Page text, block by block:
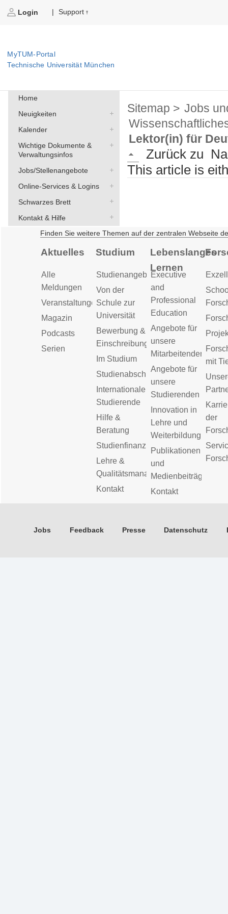
Login | Support
MyTUM-Portal
Technische Universität München
Home
Neuigkeiten
Kalender
Wichtige Dokumente &
Verwaltungsinfos
Jobs/Stellenangebote
Online-Services & Logins
Schwarzes Brett
Kontakt & Hilfe
Sitemap > Jobs
Lektor(in) für
Zurück zu
This article is
Finden Sie weitere Themen auf der zentralen Webseite
Aktuelles
Alle
Meldungen
Veranstaltungen
Magazin
Podcasts
Serien
Studium
Studienangebot
Von der
Schule zur
Universität
Bewerbung &
Einschreibung
Im Studium
Studienabschluss
Internationale
Studierende
Hilfe &
Beratung
Studienfinanzierung
Lehre &
Qualitätsmanagement
Kontakt
Lebenslanges
Lernen
Executive
and
Professional
Education
Angebote für
unsere
Mitarbeitenden
Angebote für
unsere
Studierenden
Innovation in
Lehre und
Weiterbildung
Publikationen
und
Medienbeiträge
Kontakt
mit
der
Jobs Feedback Presse Datenschutz